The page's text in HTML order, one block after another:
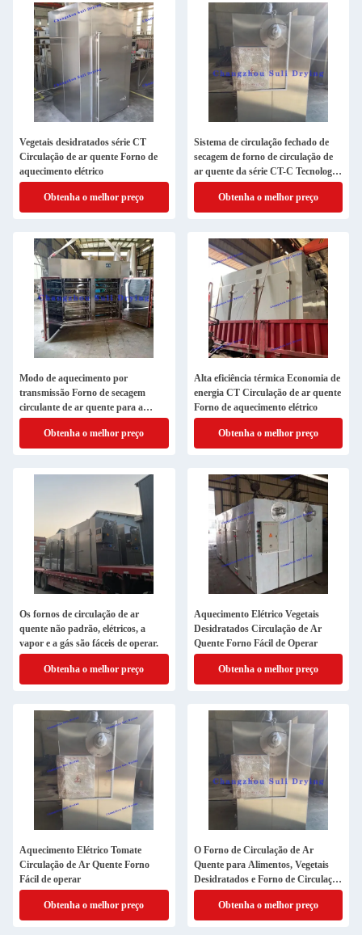
Vegetais desidratados série CT
Circulação de ar quente Forno de
aquecimento elétrico
Obtenha o melhor preço
Sistema de circulação fechado de
secagem de forno de circulação de
ar quente da série CT-C Tecnologia
avançada
Obtenha o melhor preço
Modo de aquecimento por
transmissão Forno de secagem
circulante de ar quente para a
indústria de semicondutores
Obtenha o melhor preço
Alta eficiência térmica Economia de
energia CT Circulação de ar quente
Forno de aquecimento elétrico
Obtenha o melhor preço
Os fornos de circulação de ar
quente não padrão, elétricos, a
vapor e a gás são fáceis de operar.
Obtenha o melhor preço
Aquecimento Elétrico Vegetais
Desidratados Circulação de Ar
Quente Forno Fácil de Operar
Obtenha o melhor preço
Aquecimento Elétrico Tomate
Circulação de Ar Quente Forno
Fácil de operar
Obtenha o melhor preço
O Forno de Circulação de Ar
Quente para Alimentos, Vegetais
Desidratados e Forno de Circulação
de Ar Quente
Obtenha o melhor preço